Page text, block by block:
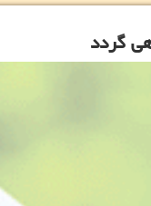
گردد